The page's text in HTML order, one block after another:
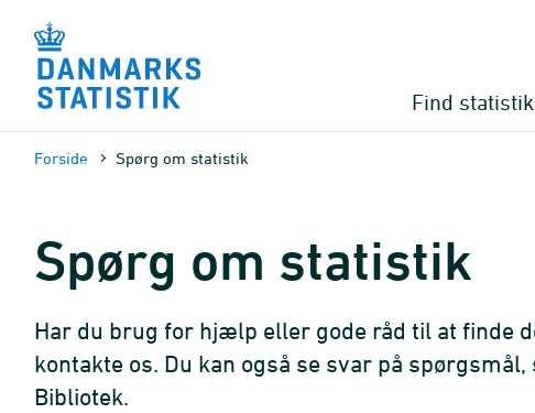
sidens
indhold
Find statistik
Forside Spørg om statistik
Spørg om statistik
Har du brug for hjælp eller gode råd til at finde
kontakte os. Du kan også se svar på
Bibliotek.